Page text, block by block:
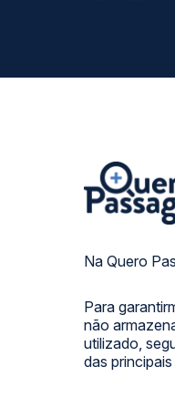
Na Quero
Para
não
utilizado,
das